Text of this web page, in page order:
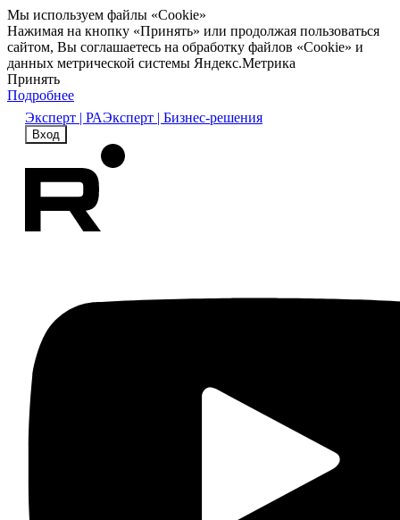
Мы используем файлы «Cookie»
Нажимая на кнопку «Принять» или продолжая пользоваться
сайтом, Вы соглашаетесь на обработку файлов «Cookie» и
данных метрической системы Яндекс.Метрика
Принять
Подробнее
Эксперт | РАЭксперт | Бизнес-решения
Вход